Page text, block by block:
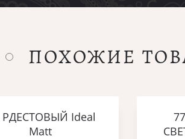
ПОХОЖИЕ
РДЕСТОВЫЙ Ideal
Matt